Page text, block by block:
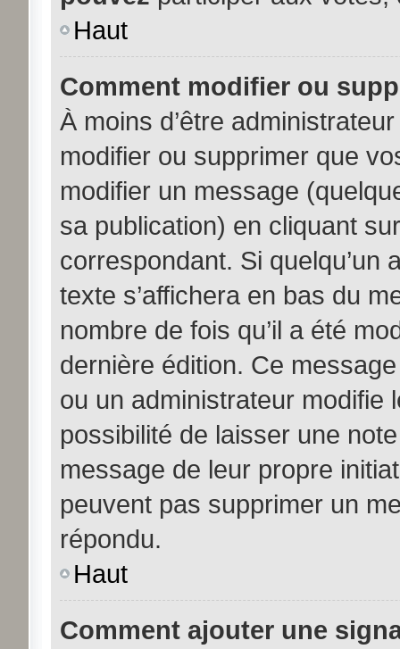
Haut
Comment modifier ou
À moins d’être
modifier ou supprimer que
modifier un message
sa publication) en cliquant
correspondant. Si quelqu’un
texte s’affichera en bas du
nombre de fois qu’il a été
dernière édition. Ce
ou un administrateur modifie
possibilité de laisser une
message de leur propre
peuvent pas supprimer un
répondu.
Haut
Comment ajouter une